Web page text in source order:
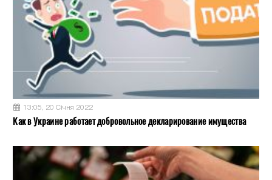
13:05, 20 Січня 2022
Как в Украине работает добровольное декларирование имущества